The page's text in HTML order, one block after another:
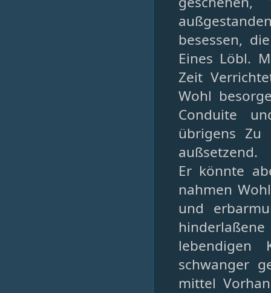
besessen,
Eines Löbl.
Zeit
Wohl
Conduite
übrigens Zu
außsetzend.
Er könnte
nahmen
und
schwanger
mittel